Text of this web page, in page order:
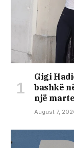
Gigi
bashkë
një
August 7,